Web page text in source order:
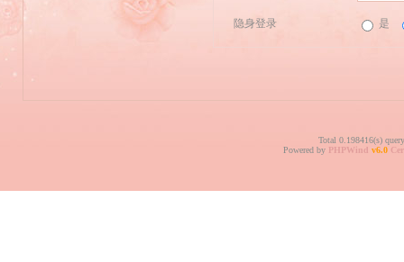
隐身登录 是
Total 0.198416(s)
Powered by PHPWind v6.0